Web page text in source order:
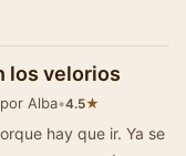
los velorios
Alba•4.5★
hay que ir. Ya se